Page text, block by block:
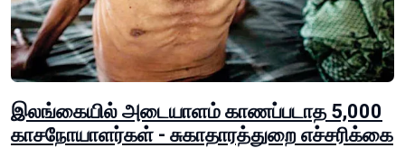
இலங்கையில் அடையாளம் காணப்படாத 5,000
காசநோயாளர்கள் - சுகாதாரத்துறை எச்சரிக்கை